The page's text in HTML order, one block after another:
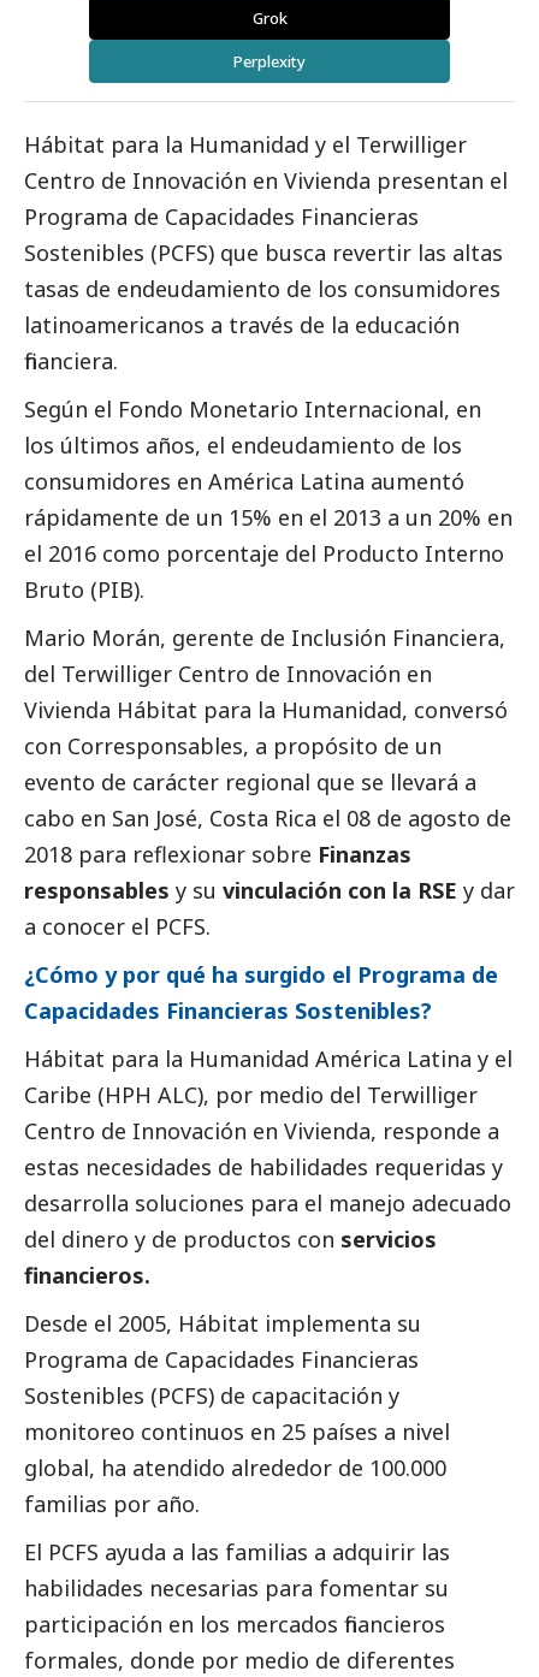
Grok
Perplexity
Hábitat para la Humanidad y el Terwilliger
Centro de Innovación en Vivienda presentan el
Programa de Capacidades Financieras
Sostenibles (PCFS) que busca revertir las altas
tasas de endeudamiento de los consumidores
latinoamericanos a través de la educación
financiera.
Según el Fondo Monetario Internacional, en
los últimos años, el endeudamiento de los
consumidores en América Latina aumentó
rápidamente de un 15% en el 2013 a un 20% en
el 2016 como porcentaje del Producto Interno
Bruto (PIB).
Mario Morán, gerente de Inclusión Financiera,
del Terwilliger Centro de Innovación en
Vivienda Hábitat para la Humanidad, conversó
con Corresponsables, a propósito de un
evento de carácter regional que se llevará a
cabo en San José, Costa Rica el 08 de agosto de
2018 para reflexionar sobre Finanzas
responsables y su vinculación con la RSE y dar
a conocer el PCFS.
¿Cómo y por qué ha surgido el Programa de
Capacidades Financieras Sostenibles?
Hábitat para la Humanidad América Latina y el
Caribe (HPH ALC), por medio del Terwilliger
Centro de Innovación en Vivienda, responde a
estas necesidades de habilidades requeridas y
desarrolla soluciones para el manejo adecuado
del dinero y de productos con servicios
financieros.
Desde el 2005, Hábitat implementa su
Programa de Capacidades Financieras
Sostenibles (PCFS) de capacitación y
monitoreo continuos en 25 países a nivel
global, ha atendido alrededor de 100.000
familias por año.
El PCFS ayuda a las familias a adquirir las
habilidades necesarias para fomentar su
participación en los mercados financieros
formales, donde por medio de diferentes